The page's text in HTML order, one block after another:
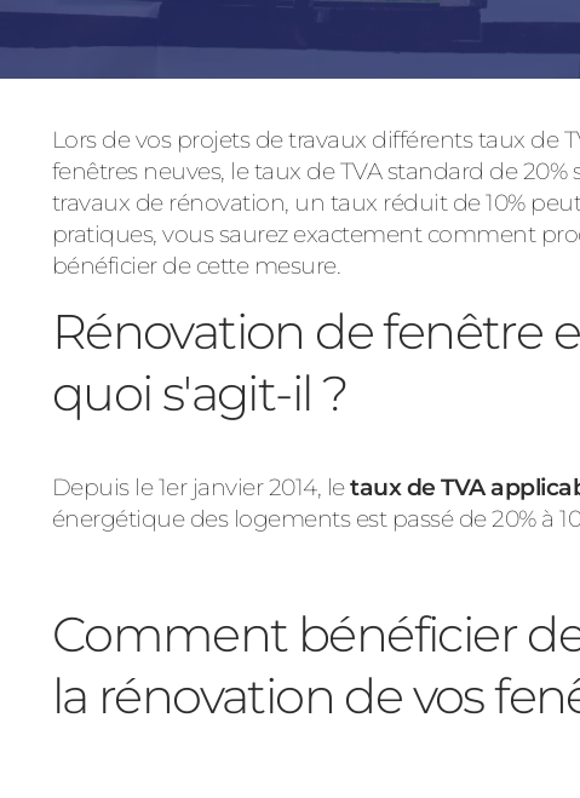
Lors de vos projets de travaux différents taux de
fenêtres neuves, le taux de TVA standard de
travaux de rénovation, un taux réduit de 10%
pratiques, vous saurez exactement comment
bénéficier de cette mesure.
Rénovation de fenêtre
quoi s'agit-il ?
Depuis le 1er janvier 2014, letaux de TVA
énergétique des logements est passé de 20% à
Comment bénéficier de
la rénovation de vos